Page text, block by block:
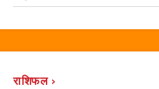
राशिफल ›